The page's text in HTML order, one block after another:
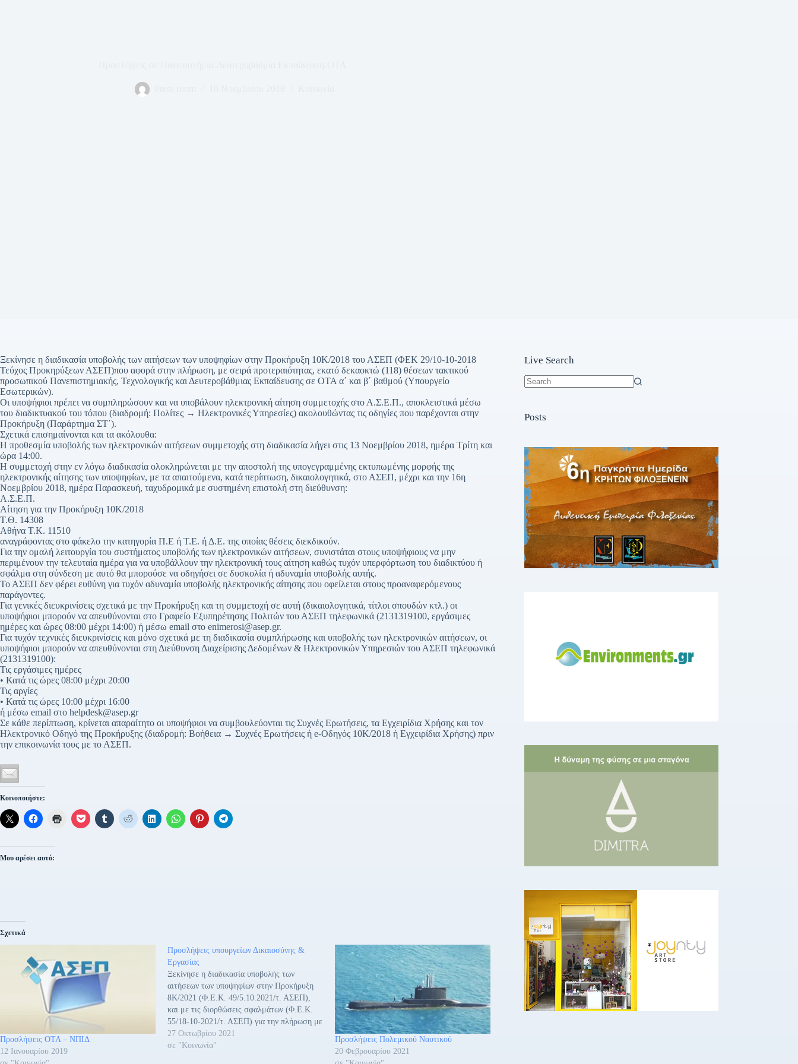
Ξεκίνησε η διαδικασία υποβολής των αιτήσεων των υποψηφίων στην Προκήρυξη 10Κ/2018 του ΑΣΕΠ (ΦΕΚ 29/10-10-2018
Τεύχος Προκηρύξεων ΑΣΕΠ)που αφορά στην πλήρωση, με σειρά προτεραιότητας, εκατό δεκαοκτώ (118) θέσεων τακτικού
προσωπικού Πανεπιστημιακής, Τεχνολογικής και Δευτεροβάθμιας Εκπαίδευσης σε ΟΤΑ α΄ και β΄ βαθμού (Υπουργείο
Εσωτερικών).
Οι υποψήφιοι πρέπει να συμπληρώσουν και να υποβάλουν ηλεκτρονική αίτηση συμμετοχής στο Α.Σ.Ε.Π., αποκλειστικά μέσω
του διαδικτυακού του τόπου (διαδρομή: Πολίτες → Ηλεκτρονικές Υπηρεσίες) ακολουθώντας τις οδηγίες που παρέχονται στην
Προκήρυξη (Παράρτημα ΣΤ΄).
Σχετικά επισημαίνονται και τα ακόλουθα:
Η προθεσμία υποβολής των ηλεκτρονικών αιτήσεων συμμετοχής στη διαδικασία λήγει στις 13 Νοεμβρίου 2018, ημέρα Τρίτη και
ώρα 14:00.
Η συμμετοχή στην εν λόγω διαδικασία ολοκληρώνεται με την αποστολή της υπογεγραμμένης εκτυπωμένης μορφής της
ηλεκτρονικής αίτησης των υποψηφίων, με τα απαιτούμενα, κατά περίπτωση, δικαιολογητικά, στο ΑΣΕΠ, μέχρι και την 16η
Νοεμβρίου 2018, ημέρα Παρασκευή, ταχυδρομικά με συστημένη επιστολή στη διεύθυνση:
Α.Σ.Ε.Π.
Αίτηση για την Προκήρυξη 10Κ/2018
Τ.Θ. 14308
Αθήνα Τ.Κ. 11510
αναγράφοντας στο φάκελο την κατηγορία Π.Ε ή Τ.Ε. ή Δ.Ε. της οποίας θέσεις διεκδικούν.
Για την ομαλή λειτουργία του συστήματος υποβολής των ηλεκτρονικών αιτήσεων, συνιστάται στους υποψήφιους να μην
περιμένουν την τελευταία ημέρα για να υποβάλλουν την ηλεκτρονική τους αίτηση καθώς τυχόν υπερφόρτωση του διαδικτύου ή
σφάλμα στη σύνδεση με αυτό θα μπορούσε να οδηγήσει σε δυσκολία ή αδυναμία υποβολής αυτής.
Το ΑΣΕΠ δεν φέρει ευθύνη για τυχόν αδυναμία υποβολής ηλεκτρονικής αίτησης που οφείλεται στους προαναφερόμενους
παράγοντες.
Για γενικές διευκρινίσεις σχετικά με την Προκήρυξη και τη συμμετοχή σε αυτή (δικαιολογητικά, τίτλοι σπουδών κτλ.) οι
υποψήφιοι μπορούν να απευθύνονται στο Γραφείο Εξυπηρέτησης Πολιτών του ΑΣΕΠ τηλεφωνικά (2131319100, εργάσιμες
ημέρες και ώρες 08:00 μέχρι 14:00) ή μέσω email στο enimerosi@asep.gr.
Για τυχόν τεχνικές διευκρινίσεις και μόνο σχετικά με τη διαδικασία συμπλήρωσης και υποβολής των ηλεκτρονικών αιτήσεων, οι
υποψήφιοι μπορούν να απευθύνονται στη Διεύθυνση Διαχείρισης Δεδομένων & Ηλεκτρονικών Υπηρεσιών του ΑΣΕΠ τηλεφωνικά
(2131319100):
Τις εργάσιμες ημέρες
• Κατά τις ώρες 08:00 μέχρι 20:00
Τις αργίες
• Κατά τις ώρες 10:00 μέχρι 16:00
ή μέσω email στο helpdesk@asep.gr
Σε κάθε περίπτωση, κρίνεται απαραίτητο οι υποψήφιοι να συμβουλεύονται τις Συχνές Ερωτήσεις, τα Εγχειρίδια Χρήσης και τον
Ηλεκτρονικό Οδηγό της Προκήρυξης (διαδρομή: Βοήθεια → Συχνές Ερωτήσεις ή e-Οδηγός 10Κ/2018 ή Εγχειρίδια Χρήσης) πριν
την επικοινωνία τους με το ΑΣΕΠ.
Κοινοποιήστε:
Μου αρέσει αυτό:
Σχετικά
Προσλήψεις ΟΤΑ – ΝΠΙΔ
12 Ιανουαρίου 2019
Προσλήψεις υπουργείων Δικαιοσύνης &
Εργασίας
Ξεκίνησε η διαδικασία υποβολής των
αιτήσεων των υποψηφίων στην Προκήρυξη
8Κ/2021 (Φ.Ε.Κ. 49/5.10.2021/τ. ΑΣΕΠ),
και με τις διορθώσεις σφαλμάτων (Φ.Ε.Κ.
55/18-10-2021/τ. ΑΣΕΠ) για την πλήρωση με
σειρά προτεραιότητας, εκατόν είκοσι (120)
θέσεων τακτικού προσωπικού
27 Οκτωβρίου 2021
σε "Κοινωνία"
Προσλήψεις Πολεμικού Ναυτικού
20 Φεβρουαρίου 2021
Live Search
Posts